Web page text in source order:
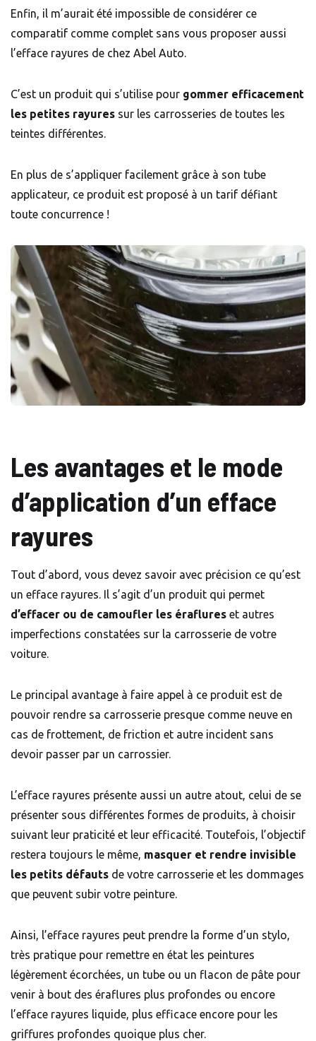
Enfin, il m’aurait été impossible de considérer ce
comparatif comme complet sans vous proposer aussi
l’efface rayures de chez Abel Auto.
C’est un produit qui s’utilise pour gommer efficacement
les petites rayures sur les carrosseries de toutes les
teintes différentes.
En plus de s’appliquer facilement grâce à son tube
applicateur, ce produit est proposé à un tarif défiant
toute concurrence !
Les avantages et le mode
d’application d’un efface
rayures
Tout d’abord, vous devez savoir avec précision ce qu’est
un efface rayures. Il s’agit d’un produit qui permet
d’effacer ou de camoufler les éraflures et autres
imperfections constatées sur la carrosserie de votre
voiture.
Le principal avantage à faire appel à ce produit est de
pouvoir rendre sa carrosserie presque comme neuve en
cas de frottement, de friction et autre incident sans
devoir passer par un carrossier.
L’efface rayures présente aussi un autre atout, celui de se
présenter sous différentes formes de produits, à choisir
suivant leur praticité et leur efficacité. Toutefois, l’objectif
restera toujours le même, masquer et rendre invisible
les petits défauts de votre carrosserie et les dommages
que peuvent subir votre peinture.
Ainsi, l’efface rayures peut prendre la forme d’un stylo,
très pratique pour remettre en état les peintures
légèrement écorchées, un tube ou un flacon de pâte pour
venir à bout des éraflures plus profondes ou encore
l’efface rayures liquide, plus efficace encore pour les
griffures profondes quoique plus cher.